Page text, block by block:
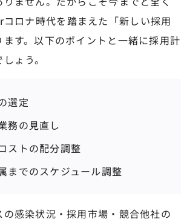
ロナ時代を踏まえた「新しい採用
す。以下のポイントと一緒に採用計
ょう。
選定
務の見直し
ストの配分調整
までのスケジュール調整
感染状況・採用市場・競合他社の